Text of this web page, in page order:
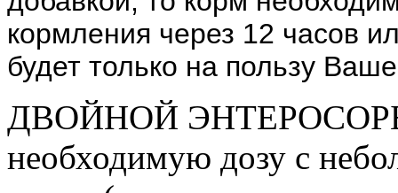
кормления через 12 часов
будет только на пользу
ДВОЙНОЙ
необходимую дозу с